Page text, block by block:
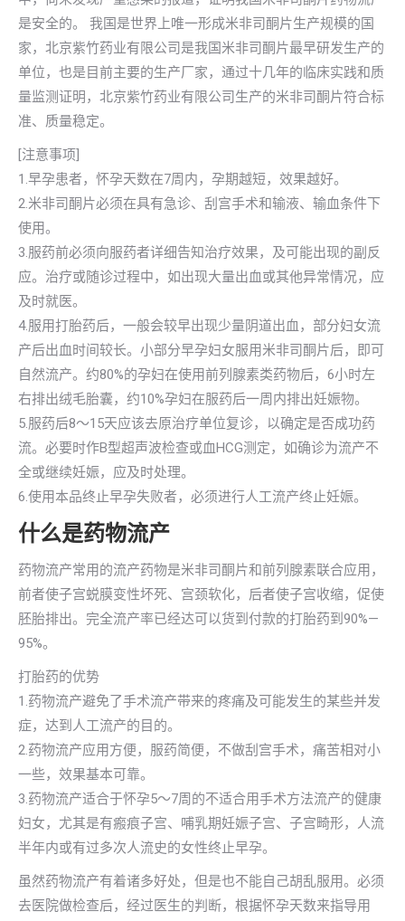
是安全的。 我国是世界上唯一形成米非司酮片生产规模的国
家，北京紫竹药业有限公司是我国米非司酮片最早研发生产的
单位，也是目前主要的生产厂家，通过十几年的临床实践和质
量监测证明，北京紫竹药业有限公司生产的米非司酮片符合标
准、质量稳定。
[注意事项]
1.早孕患者，怀孕天数在7周内，孕期越短，效果越好。
2.米非司酮片必须在具有急诊、刮宫手术和输液、输血条件下
使用。
3.服药前必须向服药者详细告知治疗效果，及可能出现的副反
应。治疗或随诊过程中，如出现大量出血或其他异常情况，应
及时就医。
4.服用打胎药后，一般会较早出现少量阴道出血，部分妇女流
产后出血时间较长。小部分早孕妇女服用米非司酮片后，即可
自然流产。约80%的孕妇在使用前列腺素类药物后，6小时左
右排出绒毛胎囊，约10%孕妇在服药后一周内排出妊娠物。
5.服药后8～15天应该去原治疗单位复诊，以确定是否成功药
流。必要时作B型超声波检查或血HCG测定，如确诊为流产不
全或继续妊娠，应及时处理。
6.使用本品终止早孕失败者，必须进行人工流产终止妊娠。
什么是药物流产
药物流产常用的流产药物是米非司酮片和前列腺素联合应用，
前者使子宫蜕膜变性坏死、宫颈软化，后者使子宫收缩，促使
胚胎排出。完全流产率已经达可以货到付款的打胎药到90%—
95%。
打胎药的优势
1.药物流产避免了手术流产带来的疼痛及可能发生的某些并发
症，达到人工流产的目的。
2.药物流产应用方便，服药简便，不做刮宫手术，痛苦相对小
一些，效果基本可靠。
3.药物流产适合于怀孕5～7周的不适合用手术方法流产的健康
妇女，尤其是有瘢痕子宫、哺乳期妊娠子宫、子宫畸形，人流
半年内或有过多次人流史的女性终止早孕。
虽然药物流产有着诸多好处，但是也不能自己胡乱服用。必须
去医院做检查后，经过医生的判断，根据怀孕天数来指导用